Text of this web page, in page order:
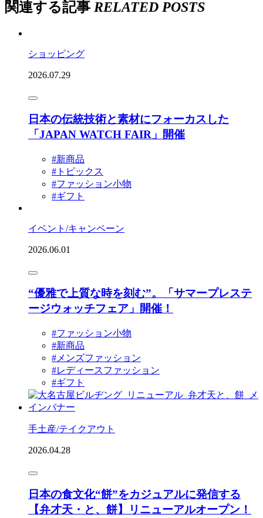
関連する記事 RELATED POSTS
ショッピング
2026.07.29
日本の伝統技術と素材にフォーカスした
「JAPAN WATCH FAIR」開催
#新商品
#トピックス
#ファッション小物
#ギフト
イベント/キャンペーン
2026.06.01
“優雅で上質な時を刻む”。「サマープレステ
ージウォッチフェア」開催！
#ファッション小物
#新商品
#メンズファッション
#レディースファッション
#ギフト
手土産/テイクアウト
2026.04.28
日本の食文化“餅”をカジュアルに発信する
【弁才天・と、餅】リニューアルオープン！